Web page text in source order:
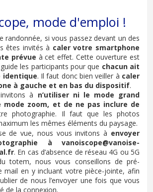
mode d'emploi !
randonnée, si vous passez devant un des
êtes invités à caler votre smartphone
prévue à cet effet. Cette ouverture est
les participants pour que chacun ait
identique. Il faut donc bien veiller à caler
à gauche et en bas du dispositif.
à n’utiliser ni le mode grand
mode zoom, et de ne pas inclure de
photographie. Il faut que les photos
les mêmes éléments du paysage.
de vue, nous vous invitons à envoyer
à vanoiscope@vanoise-
. En cas d’absence de réseau 4G ou 5G
totem, nous vous conseillons de pré-
mail en y incluant votre pièce-jointe, afin
de nous l’envoyer une fois que vous
de la connexion.